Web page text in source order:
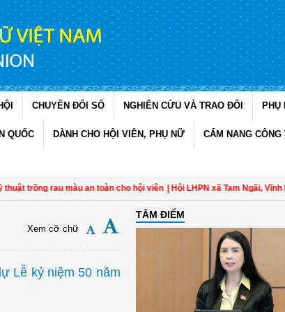
CHUYỂN ĐỔI SỐ NGHIÊN CỨU VÀ TRAO ĐỔI PHỤ
QUỐC DÀNH CHO HỘI VIÊN, PHỤ NỮ CẨM NANG CÔNG
màu an toàn cho hội viên | Hội LHPN xã Tam Ngãi, Vĩnh Long sơ
Xem cỡ chữ
Lễ kỷ niệm 50 năm
TÂM ĐIỂM